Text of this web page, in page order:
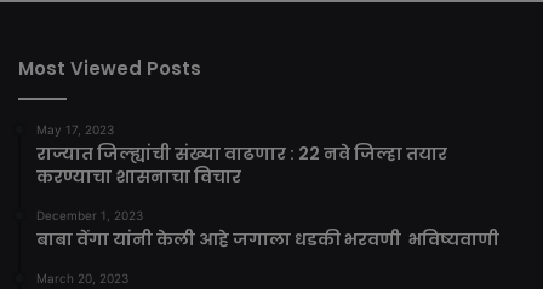
Most Viewed Posts
May 17, 2023
राज्यात जिल्ह्यांची संख्या वाढणार : 22 नवे जिल्हा तयार
करण्याचा शासनाचा विचार
December 1, 2023
बाबा वेंगा यांनी केली आहे जगाला धडकी भरवणी भविष्यवाणी
March 20, 2023